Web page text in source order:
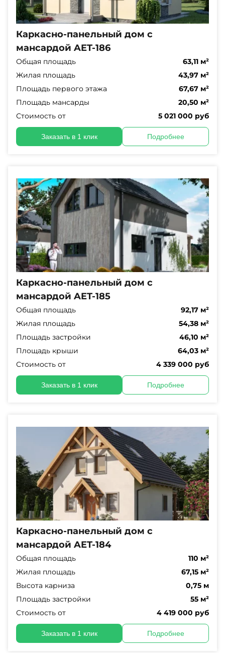
Каркасно-панельный дом с
мансардой AET-186
Общая площадь
63,11 м²
Жилая площадь
43,97 м²
Площадь первого этажа
67,67 м²
Площадь мансарды
20,50 м²
Стоимость от
5 021 000 руб
Заказать в 1 клик Подробнее
Каркасно-панельный дом с
мансардой AET-185
Общая площадь
92,17 м²
Жилая площадь
54,38 м²
Площадь застройки
46,10 м²
Площадь крыши
64,03 м²
Стоимость от
4 339 000 руб
Заказать в 1 клик Подробнее
Каркасно-панельный дом с
мансардой AET-184
Общая площадь
110 м²
Жилая площадь
67,15 м²
Высота карниза
0,75 м
Площадь застройки
55 м²
Стоимость от
4 419 000 руб
Заказать в 1 клик Подробнее